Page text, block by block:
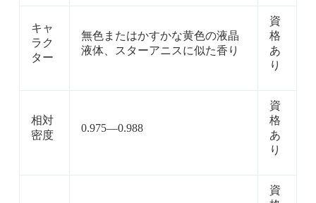
キャ
ラク
ター
無色またはかすかな黄色の液晶
液体、スターアニスに似た香り
資
格
あ
り
相対
密度
0.975—0.988
資
格
あ
り
資